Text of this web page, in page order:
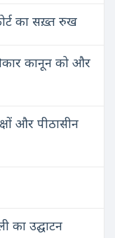
का सख़्त रुख
कानून को और
और पीठासीन
का उद्घाटन